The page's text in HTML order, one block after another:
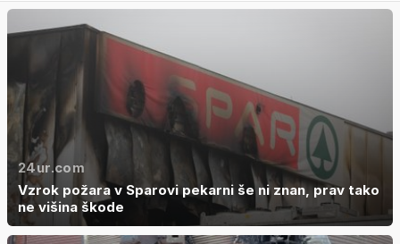
24ur.com
Vzrok požara v Sparovi pekarni še ni znan, prav tako
ne višina škode